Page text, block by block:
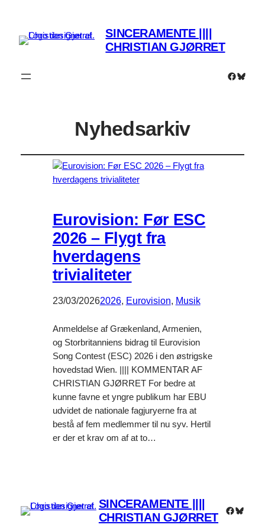
SINCERAMENTE ||||
CHRISTIAN GJØRRET
Nyhedsarkiv
Eurovision: Før ESC
2026 – Flygt fra
hverdagens
trivialiteter
23/03/20262026, Eurovision, Musik
Anmeldelse af Grækenland, Armenien,
og Storbritanniens bidrag til Eurovision
Song Contest (ESC) 2026 i den østrigske
hovedstad Wien. |||| KOMMENTAR AF
CHRISTIAN GJØRRET For bedre at
kunne favne et yngre publikum har EBU
udvidet de nationale fagjuryerne fra at
bestå af fem medlemmer til nu syv. Hertil
er der et krav om af at to…
SINCERAMENTE ||||
CHRISTIAN GJØRRET